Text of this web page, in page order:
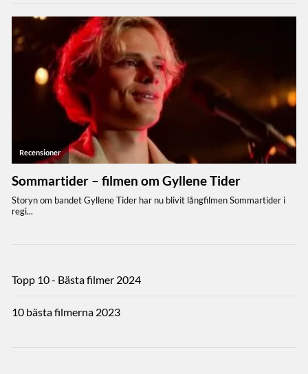
Topp 10 - Bästa filmer 2024
10 bästa filmerna 2023